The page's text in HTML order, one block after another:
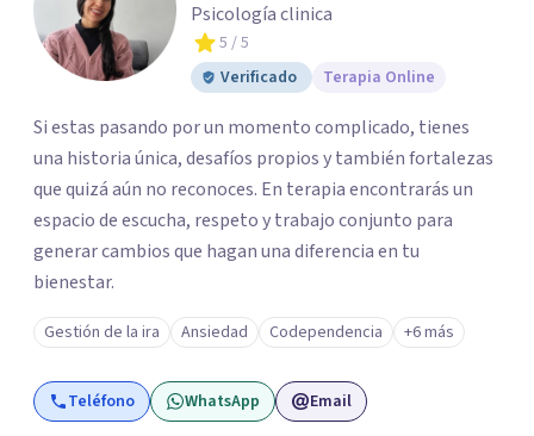
Psicología clinica
5 / 5
Verificado
Terapia Online
Si estas pasando por un momento complicado, tienes
una historia única, desafíos propios y también fortalezas
que quizá aún no reconoces. En terapia encontrarás un
espacio de escucha, respeto y trabajo conjunto para
generar cambios que hagan una diferencia en tu
bienestar.
Gestión de la ira Ansiedad Codependencia +6 más
Teléfono WhatsApp Email